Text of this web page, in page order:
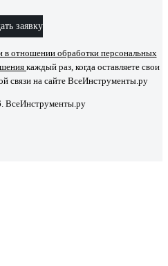
заявку
в отношении обработки персональных
каждый раз, когда оставляете свои
связи на сайте ВсеИнструменты.ру
ВсеИнструменты.ру